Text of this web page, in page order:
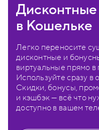
в Кошельке
Легко переносите
дисконтные и
виртуальные прямо
Используйте сразу в
Скидки, бонусы,
и кэшбэк — всё что
доступно в вашем